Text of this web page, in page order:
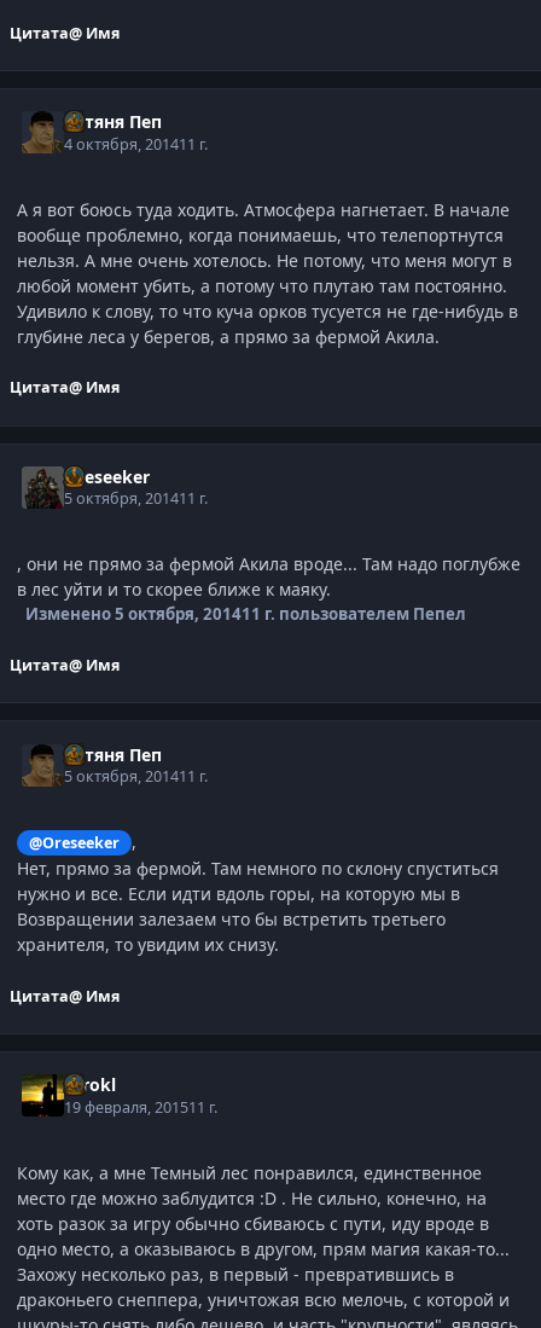
Цитата@ Имя
Батяня Пеп
4 октября, 201411 г.
А я вот боюсь туда ходить. Атмосфера нагнетает. В начале
вообще проблемно, когда понимаешь, что телепортнутся
нельзя. А мне очень хотелось. Не потому, что меня могут в
любой момент убить, а потому что плутаю там постоянно.
Удивило к слову, то что куча орков тусуется не где-нибудь в
глубине леса у берегов, а прямо за фермой Акила.
Цитата@ Имя
Oreseeker
5 октября, 201411 г.
, они не прямо за фермой Акила вроде... Там надо поглубже
в лес уйти и то скорее ближе к маяку.
Изменено5 октября, 201411 г. пользователем Пепел
Цитата@ Имя
Батяня Пеп
5 октября, 201411 г.
@Oreseeker
,
Нет, прямо за фермой. Там немного по склону спуститься
нужно и все. Если идти вдоль горы, на которую мы в
Возвращении залезаем что бы встретить третьего
хранителя, то увидим их снизу.
Цитата@ Имя
Tarokl
19 февраля, 201511 г.
Кому как, а мне Темный лес понравился, единственное
место где можно заблудится :D . Не сильно, конечно, на
хоть разок за игру обычно сбиваюсь с пути, иду вроде в
одно место, а оказываюсь в другом, прям магия какая-то...
Захожу несколько раз, в первый - превратившись в
драконьего снеппера, уничтожая всю мелочь, с которой и